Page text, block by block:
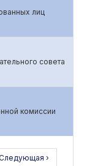
лиц
совета
комиссии
›